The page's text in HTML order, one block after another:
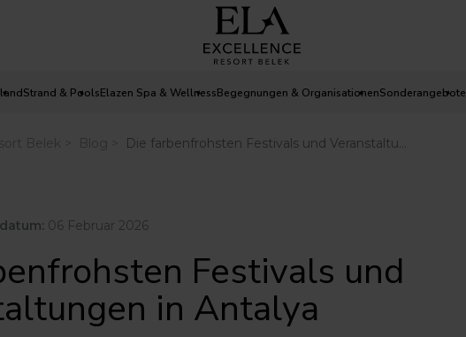
Strand & PoolsElazen Spa & WellnessBegegnungen & OrganisationenSonderangebote
06 Februar 2026
Festivals und
in Antalya